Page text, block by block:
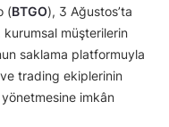
(BTGO), 3 Ağustos’ta
müşterilerin
saklama platformuyla
trading ekiplerinin
imkân